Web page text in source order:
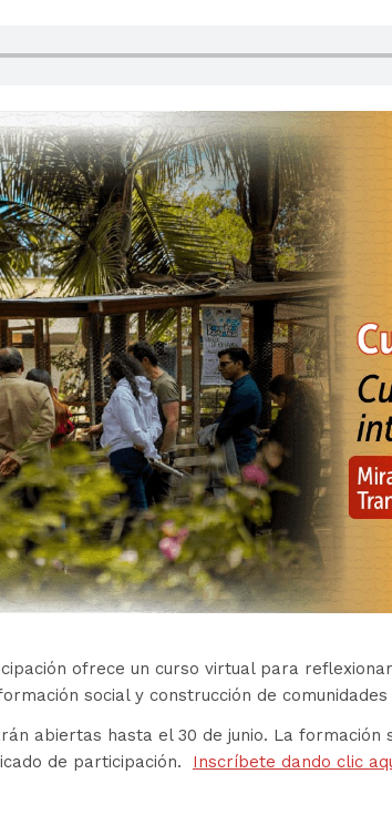
ofrece un curso virtual para
social y construcción de comunidades
abiertas hasta el 30 de junio. La
de participación. Inscríbete dando clic